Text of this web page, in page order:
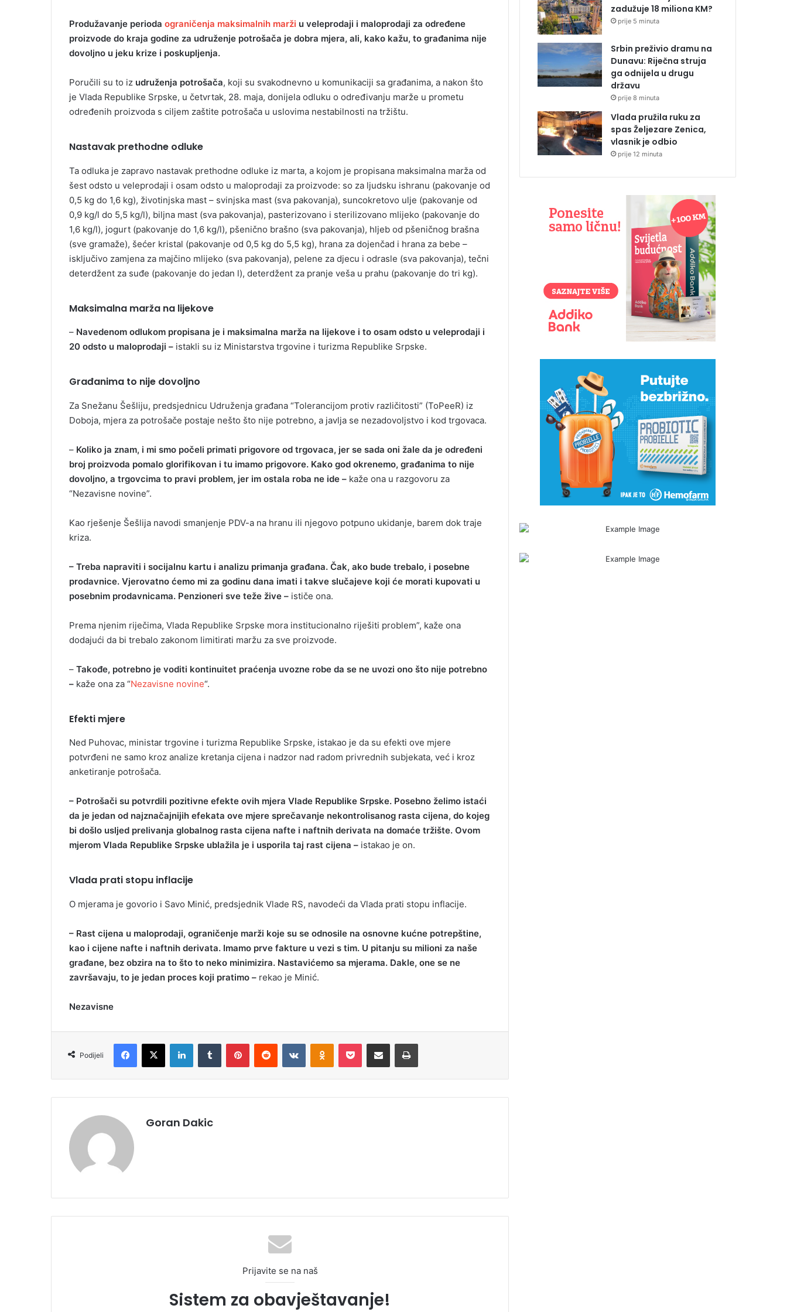
Produžavanje perioda ograničenja maksimalnih marži u veleprodaji i maloprodaji za određene
proizvode do kraja godine za udruženje potrošača je dobra mjera, ali, kako kažu, to građanima nije
dovoljno u jeku krize i poskupljenja.
Poručili su to iz udruženja potrošača, koji su svakodnevno u komunikaciji sa građanima, a nakon što
je Vlada Republike Srpske, u četvrtak, 28. maja, donijela odluku o određivanju marže u prometu
određenih proizvoda s ciljem zaštite potrošača u uslovima nestabilnosti na tržištu.
Nastavak prethodne odluke
Ta odluka je zapravo nastavak prethodne odluke iz marta, a kojom je propisana maksimalna marža od
šest odsto u veleprodaji i osam odsto u maloprodaji za proizvode: so za ljudsku ishranu (pakovanje od
0,5 kg do 1,6 kg), životinjska mast – svinjska mast (sva pakovanja), suncokretovo ulje (pakovanje od
0,9 kg/l do 5,5 kg/l), biljna mast (sva pakovanja), pasterizovano i sterilizovano mlijeko (pakovanje do
1,6 kg/l), jogurt (pakovanje do 1,6 kg/l), pšenično brašno (sva pakovanja), hljeb od pšeničnog brašna
(sve gramaže), šećer kristal (pakovanje od 0,5 kg do 5,5 kg), hrana za dojenčad i hrana za bebe –
isključivo zamjena za majčino mlijeko (sva pakovanja), pelene za djecu i odrasle (sva pakovanja), tečni
deterdžent za suđe (pakovanje do jedan l), deterdžent za pranje veša u prahu (pakovanje do tri kg).
Maksimalna marža na lijekove
– Navedenom odlukom propisana je i maksimalna marža na lijekove i to osam odsto u veleprodaji i
20 odsto u maloprodaji – istakli su iz Ministarstva trgovine i turizma Republike Srpske.
Građanima to nije dovoljno
Za Snežanu Šešliju, predsjednicu Udruženja građana “Tolerancijom protiv različitosti” (ToPeeR) iz
Doboja, mjera za potrošače postaje nešto što nije potrebno, a javlja se nezadovoljstvo i kod trgovaca.
– Koliko ja znam, i mi smo počeli primati prigovore od trgovaca, jer se sada oni žale da je određeni
broj proizvoda pomalo glorifikovan i tu imamo prigovore. Kako god okrenemo, građanima to nije
dovoljno, a trgovcima to pravi problem, jer im ostala roba ne ide – kaže ona u razgovoru za
“Nezavisne novine”.
Kao rješenje Šešlija navodi smanjenje PDV-a na hranu ili njegovo potpuno ukidanje, barem dok traje
kriza.
– Treba napraviti i socijalnu kartu i analizu primanja građana. Čak, ako bude trebalo, i posebne
prodavnice. Vjerovatno ćemo mi za godinu dana imati i takve slučajeve koji će morati kupovati u
posebnim prodavnicama. Penzioneri sve teže žive – ističe ona.
Prema njenim riječima, Vlada Republike Srpske mora institucionalno riješiti problem”, kaže ona
dodajući da bi trebalo zakonom limitirati maržu za sve proizvode.
– Takođe, potrebno je voditi kontinuitet praćenja uvozne robe da se ne uvozi ono što nije potrebno
– kaže ona za “Nezavisne novine“.
Efekti mjere
Ned Puhovac, ministar trgovine i turizma Republike Srpske, istakao je da su efekti ove mjere
potvrđeni ne samo kroz analize kretanja cijena i nadzor nad radom privrednih subjekata, već i kroz
anketiranje potrošača.
– Potrošači su potvrdili pozitivne efekte ovih mjera Vlade Republike Srpske. Posebno želimo istaći
da je jedan od najznačajnijih efekata ove mjere sprečavanje nekontrolisanog rasta cijena, do kojeg
bi došlo usljed prelivanja globalnog rasta cijena nafte i naftnih derivata na domaće tržište. Ovom
mjerom Vlada Republike Srpske ublažila je i usporila taj rast cijena – istakao je on.
Vlada prati stopu inflacije
O mjerama je govorio i Savo Minić, predsjednik Vlade RS, navodeći da Vlada prati stopu inflacije.
– Rast cijena u maloprodaji, ograničenje marži koje su se odnosile na osnovne kućne potrepštine,
kao i cijene nafte i naftnih derivata. Imamo prve fakture u vezi s tim. U pitanju su milioni za naše
građane, bez obzira na to što to neko minimizira. Nastavićemo sa mjerama. Dakle, one se ne
završavaju, to je jedan proces koji pratimo – rekao je Minić.
Nezavisne
Podijeli
Goran Dakic
Prijavite se na naš
Sistem za obavještavanje!
zadužuje 18 miliona KM?
prije 5 minuta
Srbin preživio dramu na
Dunavu: Riječna struja
ga odnijela u drugu
državu
prije 8 minuta
Vlada pružila ruku za
spas Željezare Zenica,
vlasnik je odbio
prije 12 minuta